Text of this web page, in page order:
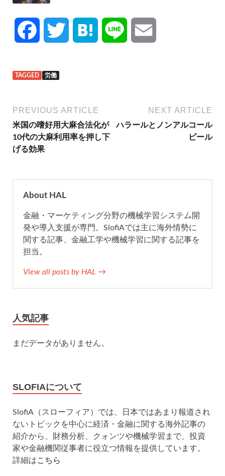
c
e
b
o
t
t
r
n
i
l
TAGGED 労働
PREVIOUS ARTICLE
米国の嗜好用大麻合法化が
10代の大麻利用率を押し下
げる効果
NEXT ARTICLE
ハラールとノンアルコール
ビール
About HAL
金融・マーケティング分野の機械学習システム開
発や導入支援が専門。SlofiAでは主に海外情勢に
関する記事、金融工学や機械学習に関する記事を
担当。
View all posts by HAL →
人気記事
まだデータがありません。
SLOFIAについて
SlofiA（スローフィア）では、日本ではあまり報道され
ないトピックを中心に経済・金融に関する海外記事の
紹介から、財務分析、クォンツや機械学習まで、投資
家や金融機関従事者に役立つ情報を提供しています。
詳細はこちら